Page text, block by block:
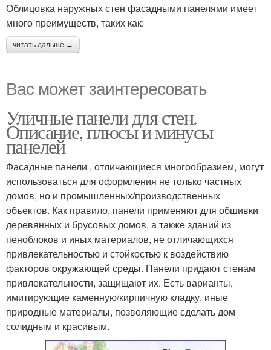
Облицовка наружных стен фасадными панелями имеет
много преимуществ, таких как:
читать дальше →
Вас может заинтересовать
Уличные панели для стен.
Описание, плюсы и минусы
панелей
Фасадные панели , отличающиеся многообразием, могут
использоваться для оформления не только частных
домов, но и промышленных/производственных
объектов. Как правило, панели применяют для обшивки
деревянных и брусовых домов, а также зданий из
пеноблоков и иных материалов, не отличающихся
привлекательностью и стойкостью к воздействию
факторов окружающей среды. Панели придают стенам
привлекательности, защищают их. Есть варианты,
имитирующие каменную/кирпичную кладку, иные
природные материалы, позволяющие сделать дом
солидным и красивым.